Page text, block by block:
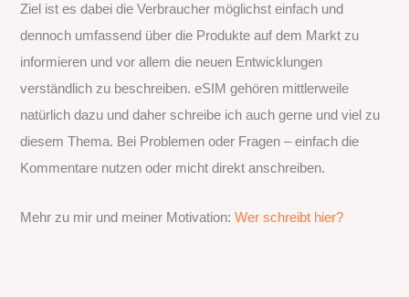
Ziel ist es dabei die Verbraucher möglichst einfach und
dennoch umfassend über die Produkte auf dem Markt zu
informieren und vor allem die neuen Entwicklungen
verständlich zu beschreiben. eSIM gehören mittlerweile
natürlich dazu und daher schreibe ich auch gerne und viel zu
diesem Thema. Bei Problemen oder Fragen – einfach die
Kommentare nutzen oder micht direkt anschreiben.
Mehr zu mir und meiner Motivation:Wer schreibt hier?